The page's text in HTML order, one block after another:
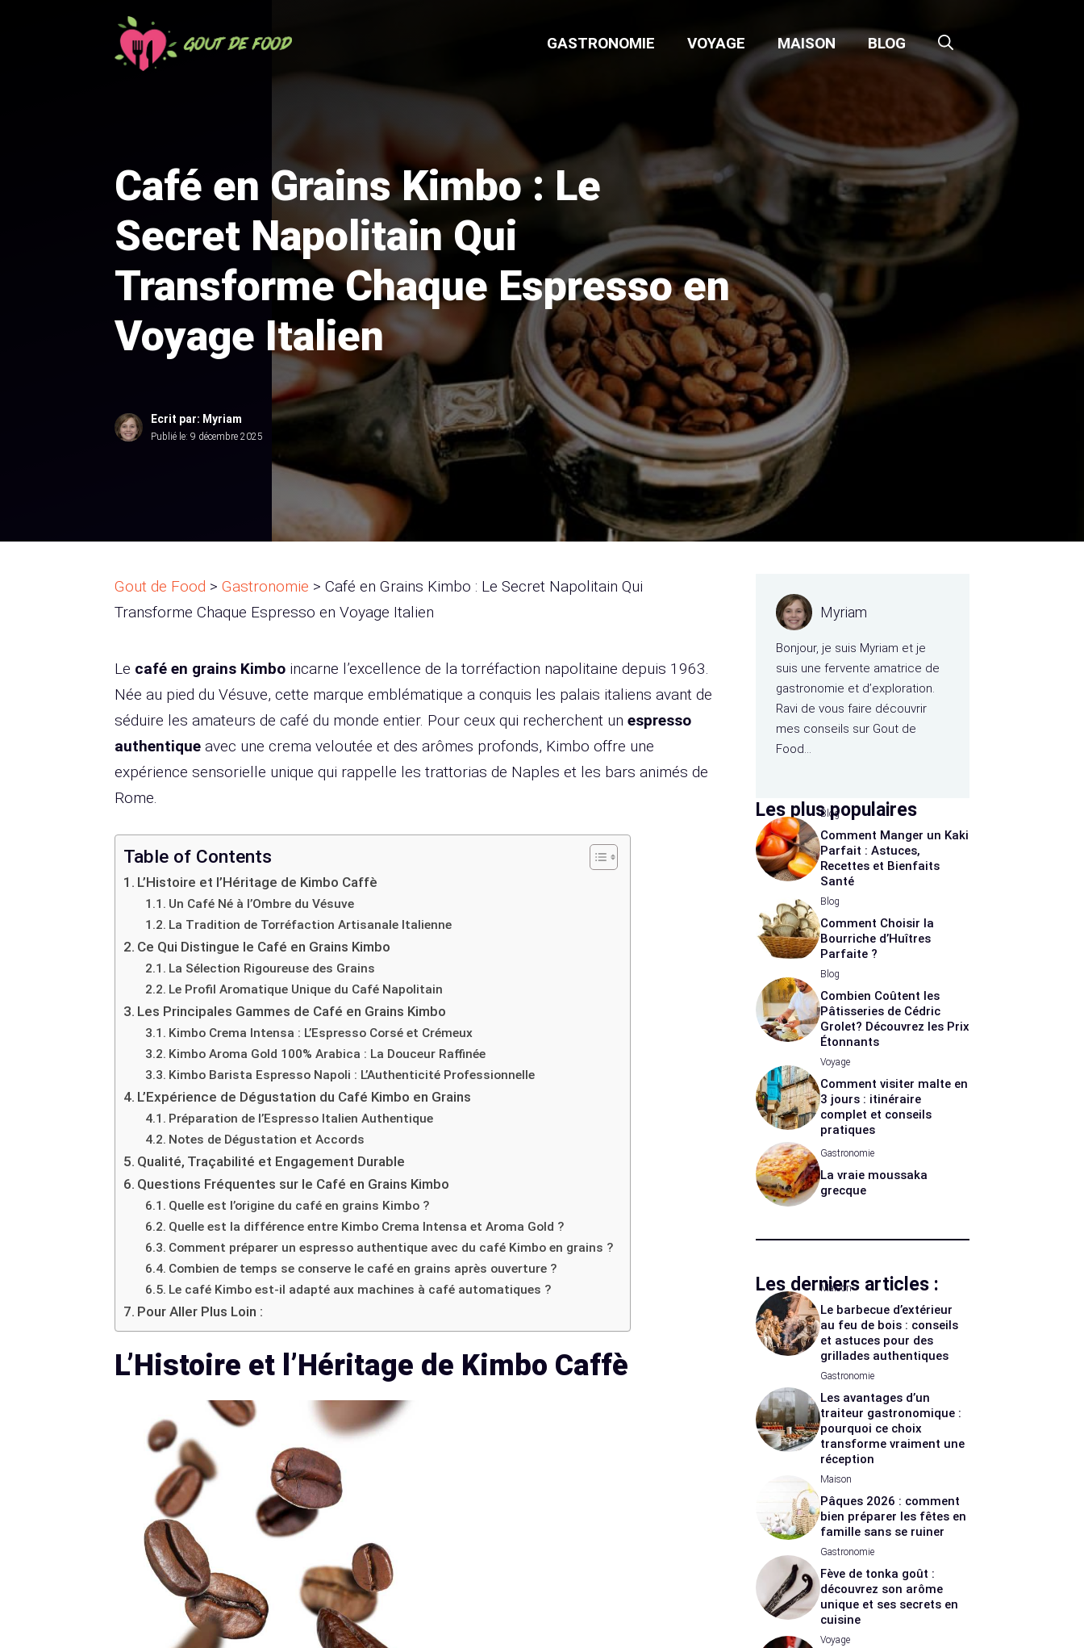
GASTRONOMIE VOYAGE MAISON BLOG
Café en Grains Kimbo : Le
Secret Napolitain Qui
Transforme Chaque Espresso en
Voyage Italien
Ecrit par: Myriam
Publié le: 9 décembre 2025
Gout de Food > Gastronomie > Café en Grains Kimbo : Le Secret Napolitain Qui
Transforme Chaque Espresso en Voyage Italien
Le café en grains Kimbo incarne l’excellence de la torréfaction napolitaine depuis 1963.
Née au pied du Vésuve, cette marque emblématique a conquis les palais italiens avant de
séduire les amateurs de café du monde entier. Pour ceux qui recherchent un espresso
authentique avec une crema veloutée et des arômes profonds, Kimbo offre une
expérience sensorielle unique qui rappelle les trattorias de Naples et les bars animés de
Rome.
Table of Contents
L’Histoire et l’Héritage de Kimbo Caffè
Un Café Né à l’Ombre du Vésuve
La Tradition de Torréfaction Artisanale Italienne
Ce Qui Distingue le Café en Grains Kimbo
La Sélection Rigoureuse des Grains
Le Profil Aromatique Unique du Café Napolitain
Les Principales Gammes de Café en Grains Kimbo
Kimbo Crema Intensa : L’Espresso Corsé et Crémeux
Kimbo Aroma Gold 100% Arabica : La Douceur Raffinée
Kimbo Barista Espresso Napoli : L’Authenticité Professionnelle
L’Expérience de Dégustation du Café Kimbo en Grains
Préparation de l’Espresso Italien Authentique
Notes de Dégustation et Accords
Qualité, Traçabilité et Engagement Durable
Questions Fréquentes sur le Café en Grains Kimbo
Quelle est l’origine du café en grains Kimbo ?
Quelle est la différence entre Kimbo Crema Intensa et Aroma Gold ?
Comment préparer un espresso authentique avec du café Kimbo en grains ?
Combien de temps se conserve le café en grains après ouverture ?
Le café Kimbo est-il adapté aux machines à café automatiques ?
Pour Aller Plus Loin :
L’Histoire et l’Héritage de Kimbo Caffè
Myriam
Bonjour, je suis Myriam et je
suis une fervente amatrice de
gastronomie et d’exploration.
Ravi de vous faire découvrir
mes conseils sur Gout de
Food…
Les plus populaires
Blog
Comment Manger un Kaki
Parfait : Astuces,
Recettes et Bienfaits
Santé
Blog
Comment Choisir la
Bourriche d’Huîtres
Parfaite ?
Blog
Combien Coûtent les
Pâtisseries de Cédric
Grolet? Découvrez les Prix
Étonnants
Voyage
Comment visiter malte en
3 jours : itinéraire
complet et conseils
pratiques
Gastronomie
La vraie moussaka
grecque
Les derniers articles :
Maison
Le barbecue d’extérieur
au feu de bois : conseils
et astuces pour des
grillades authentiques
Gastronomie
Les avantages d’un
traiteur gastronomique :
pourquoi ce choix
transforme vraiment une
réception
Maison
Pâques 2026 : comment
bien préparer les fêtes en
famille sans se ruiner
Gastronomie
Fève de tonka goût :
découvrez son arôme
unique et ses secrets en
cuisine
Voyage